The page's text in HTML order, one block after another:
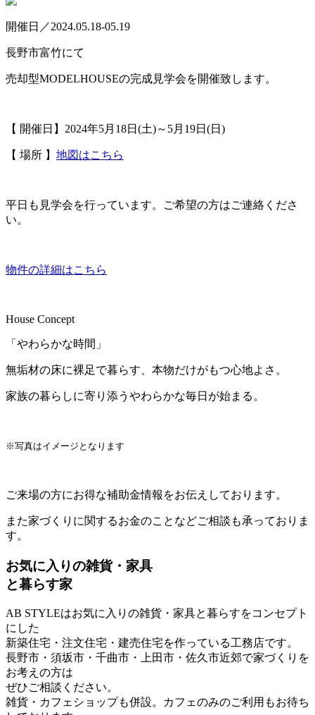
開催日／2024.05.18-05.19
長野市富竹にて
売却型MODELHOUSEの完成見学会を開催致します。
【 開催日】2024年5月18日(土)～5月19日(日)
【 場所 】 地図はこちら
平日も見学会を行っています。ご希望の方はご連絡くださ
い。
物件の詳細はこちら
House Concept
「やわらかな時間」
無垢材の床に裸足で暮らす、本物だけがもつ心地よさ。
家族の暮らしに寄り添うやわらかな毎日が始まる。
※写真はイメージとなります
ご来場の方にお得な補助金情報をお伝えしております。
また家づくりに関するお金のことなどご相談も承っておりま
す。
お気に入りの雑貨・家具
と暮らす家
AB STYLEはお気に入りの雑貨・家具と暮らすをコンセプト
にした
新築住宅・注文住宅・建売住宅を作っている工務店です。
長野市・須坂市・千曲市・上田市・佐久市近郊で家づくりを
お考えの方は
ぜひご相談ください。
雑貨・カフェショップも併設。カフェのみのご利用もお待ち